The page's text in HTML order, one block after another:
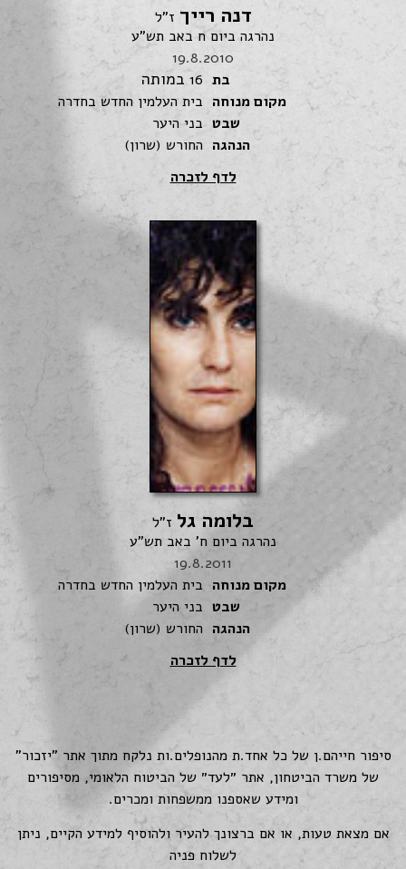
חיפוש
דנה רייך ז"ל
נהרגה ביום ח באב תש"ע
19.8.2010
בת 16 במותה
מקום מנוחה בית העלמין החדש בחדרה
שבט בני היער
הנהגה החורש (שרון)
לדף לזכרה
בלומה גל ז"ל
נהרגה ביום ח' באב תש"ע
19.8.2011
מקום מנוחה בית העלמין החדש בחדרה
שבט בני היער
הנהגה החורש (שרון)
לדף לזכרה
סיפור חייהם.ן של כל אחד.ת מהנופלים.ות נלקח מתוך אתר "יזכור"
של משרד הביטחון, אתר ״לעד״ של הביטוח הלאומי, מסיפורים
ומידע שאספנו ממשפחות ומכרים.
אם מצאת טעות, או אם ברצונך להעיר ולהוסיף למידע הקיים, ניתן
לשלוח פניה